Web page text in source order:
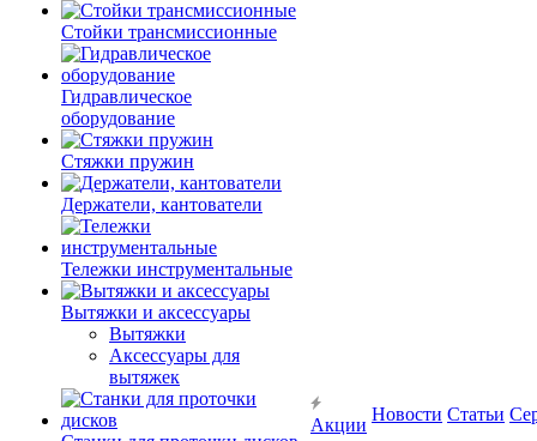
Стойки трансмиссионные
Гидравлическое
оборудование
Стяжки пружин
Держатели, кантователи
Тележки инструментальные
Вытяжки и аксессуары
Вытяжки
Аксессуары для
вытяжек
Акции
Новости Статьи